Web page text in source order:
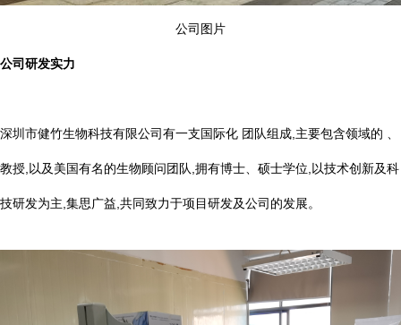
公司图片
公司研发实力
深圳市健竹生物科技有限公司有一支国际化 团队组成,主要包含领域的 、
教授,以及美国有名的生物顾问团队,拥有博士、硕士学位,以技术创新及科
技研发为主,集思广益,共同致力于项目研发及公司的发展。